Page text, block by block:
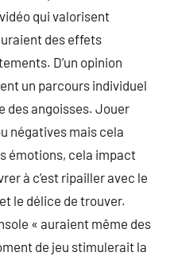
qui valorisent
des effets
D’un opinion
un parcours individuel
des angoisses. Jouer
négatives mais cela
émotions, cela impact
à c’est ripailler avec le
le délice de trouver.
« auraient même des
de jeu stimulerait la